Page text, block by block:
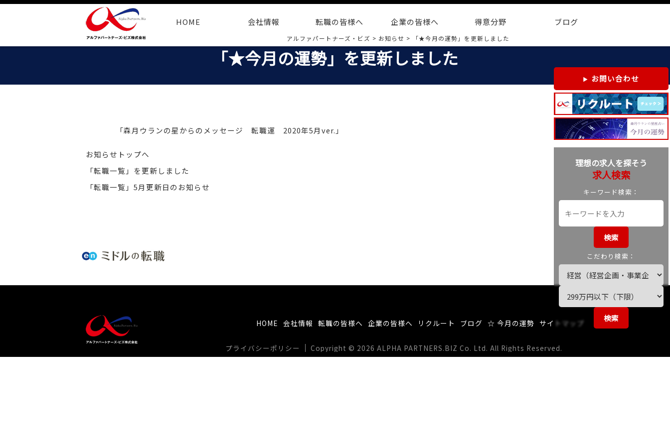
HOME 会社情報 転職の皆様へ 企業の皆様へ 得意分野 ブログ
アルファパートナーズ・ビズ > お知らせ > 「★今月の運勢」を更新しました
「★今月の運勢」を更新しました
「森月ウランの星からのメッセージ 転職運 2020年5月ver.」
お知らせトップへ
「転職一覧」を更新しました
「転職一覧」5月更新日のお知らせ
お問い合わせ
理想の求人を探そう
求人検索
キーワード検索：
検索
こだわり検索：
検索
HOME 会社情報 転職の皆様へ 企業の皆様へ リクルート ブログ ☆ 今月の運勢 サイトマップ
プライバシーポリシー Copyright © 2026 ALPHA PARTNERS.BIZ Co. Ltd. All Rights Reserved.